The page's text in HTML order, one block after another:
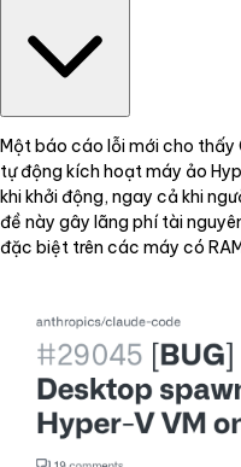
Một báo cáo lỗi mới cho thấy
tự động kích hoạt máy ảo
khi khởi động, ngay cả khi
đề này gây lãng phí tài
đặc biệt trên các máy có RAM